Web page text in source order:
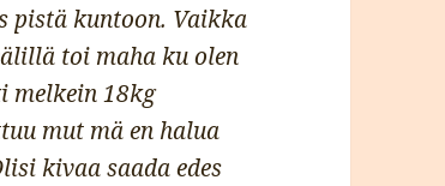
pistä kuntoon. Vaikka
toi maha ku olen
melkein 18kg
mut mä en halua
kivaa saada edes